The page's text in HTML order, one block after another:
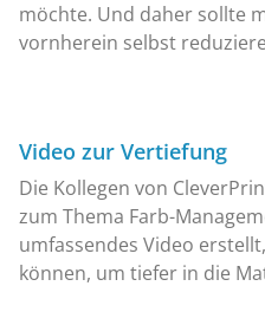
möchte. Und daher sollte
vornherein selbst
Video zur Vertiefung
Die Kollegen von
zum Thema Farb-
umfassendes Video
können, um tiefer in die